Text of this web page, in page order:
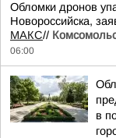
Обломки дронов
Новороссийска,
МАКС//
06:00
в